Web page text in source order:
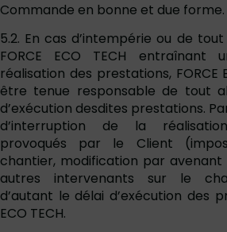
Commande en bonne et due forme.
5.2. En cas d’intempérie ou de
FORCE ECO TECH entraînant
réalisation des prestations, FORCE
être tenue responsable de tout
d’exécution desdites prestations.
d’interruption de la
provoqués par le Client
chantier, modification par avenant
autres intervenants sur le
d’autant le délai d’exécution des
ECO TECH.